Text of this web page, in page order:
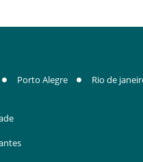
Porto Alegre Rio de